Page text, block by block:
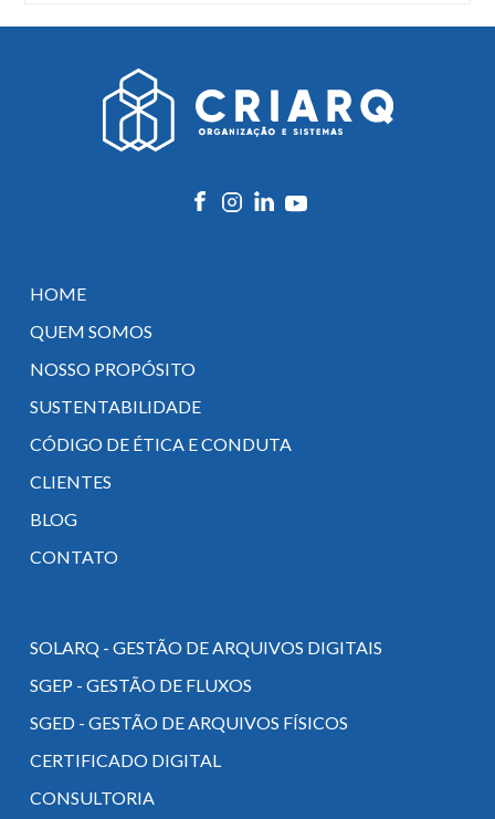
HOME
QUEM SOMOS
NOSSO PROPÓSITO
SUSTENTABILIDADE
CÓDIGO DE ÉTICA E CONDUTA
CLIENTES
BLOG
CONTATO
SOLARQ - GESTÃO DE ARQUIVOS DIGITAIS
SGEP - GESTÃO DE FLUXOS
SGED - GESTÃO DE ARQUIVOS FÍSICOS
CERTIFICADO DIGITAL
CONSULTORIA